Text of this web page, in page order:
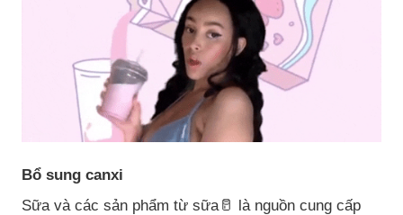
Bổ sung canxi
Sữa và các sản phẩm từ sữa🥛 là nguồn cung cấp